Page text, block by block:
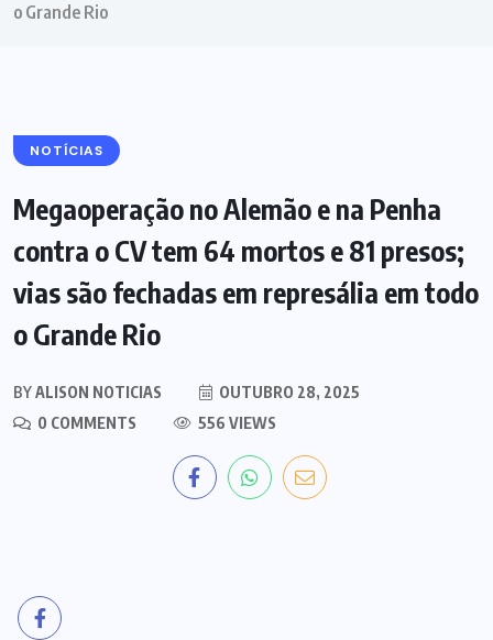
o Grande Rio
NOTÍCIAS
Megaoperação no Alemão e na Penha
contra o CV tem 64 mortos e 81 presos;
vias são fechadas em represália em todo
o Grande Rio
BYALISON NOTICIAS
OUTUBRO 28, 2025
0 COMMENTS
556 VIEWS